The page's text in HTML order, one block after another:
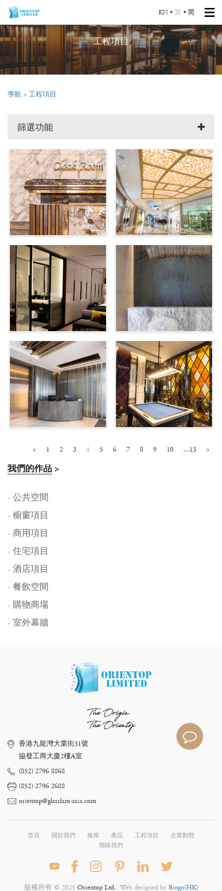
EN • 繁 • 简
工程項目
導航 > 工程項目
篩選功能
< 1 2 3 4 5 6 7 8 9 10 ...13 >
我們的作品 >
- 公共空間
- 櫥窗項目
- 商用項目
- 住宅項目
- 酒店項目
- 餐飲空間
- 購物商場
- 室外幕牆
The Origin
The Orientop
香港九龍灣大業街31號
協發工商大廈2樓A室
(852) 2796 8868
(852) 2796 2688
orientop@glasslam-asia.com
首頁 關於我們 服務 產品 工程項目
企業動態
聯絡我們
版權所有 © 2025 Orientop Ltd.. Web designed by Bingo(HK)